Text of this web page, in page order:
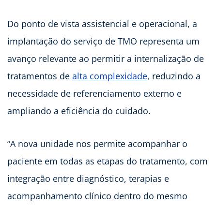
Do ponto de vista assistencial e operacional, a
implantação do serviço de TMO representa um
avanço relevante ao permitir a internalização de
tratamentos de alta complexidade, reduzindo a
necessidade de referenciamento externo e
ampliando a eficiência do cuidado.
“A nova unidade nos permite acompanhar o
paciente em todas as etapas do tratamento, com
integração entre diagnóstico, terapias e
acompanhamento clínico dentro do mesmo